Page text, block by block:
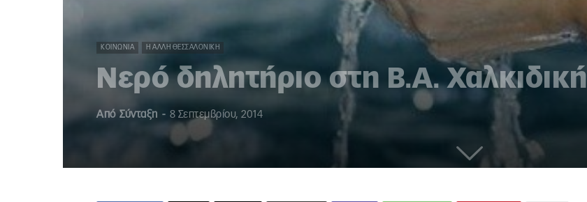
ΚΟΙΝΩΝΊΑ Η ΆΛΛΗ ΘΕΣΣΑΛΟΝΊΚΗ
Νερό δηλητήριο στη Β.Α. Χαλκιδική
Από Σύνταξη - 8 Σεπτεμβρίου, 2014